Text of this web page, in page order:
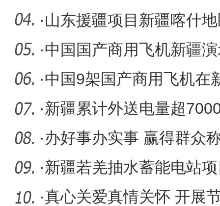
共推国产
·山东援疆项目新疆喀什
诊
·中国国产商用飞机新疆
后续运营
·中国9架国产商用飞机在
生机型
·新疆累计外送电量超
·办好事办实事 赢得群众
·新疆若羌抽水蓄能电站
·真心关爱真情关怀 开展